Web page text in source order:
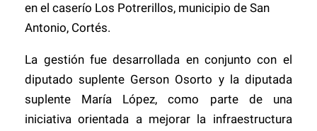
en el caserío Los Potrerillos, municipio de San
Antonio, Cortés.
La gestión fue desarrollada en conjunto con el
diputado suplente Gerson Osorto y la diputada
suplente María López, como parte de una
iniciativa orientada a mejorar la infraestructura